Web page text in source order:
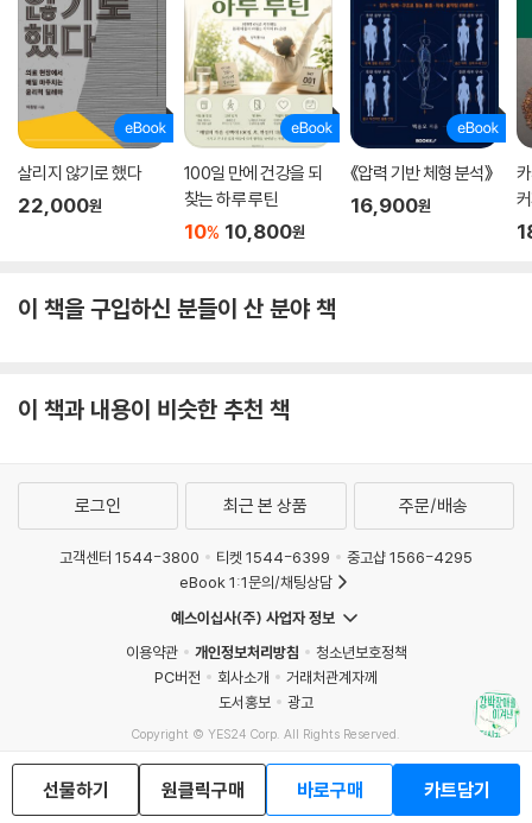
살리지 않기로 했다
22,000원
100일 만에 건강을 되
찾는 하루 루틴
10% 10,800원
《압력 기반 체형 분석》
16,900원
이 책을 구입하신 분들이 산 분야 책
이 책과 내용이 비슷한 추천 책
선물하기 원클릭구매 바로구매 카트담기
로그인 최근 본 상품 주문/배송
고객센터 1544-3800 티켓 1544-6399
중고샵 1566-4295
eBook 1:1문의/채팅상담
예스이십사(주) 사업자 정보
이용약관
개인정보처리방침
청소년보호정책
PC버전
회사소개
거래처관계자께
도서홍보
광고
Copyright © YES24 Corp. All Rights Reserved.